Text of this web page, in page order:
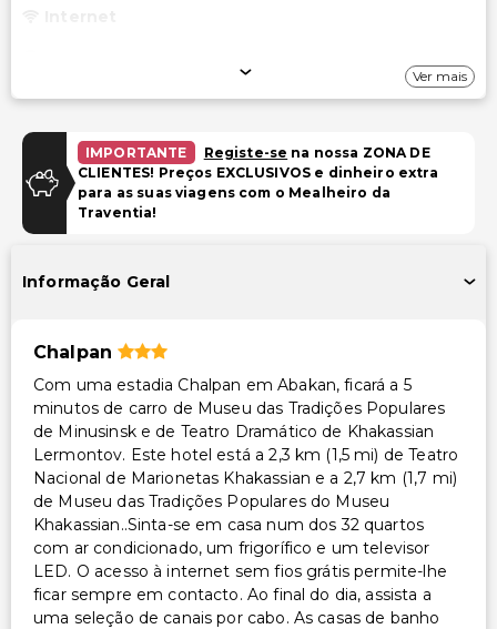
Estacionamento
Estacionamento gratuito
Piscina e Bem-estar
Acesso à piscina 24 horas
Instalações
Instalações de ginástica
Transporte
Transporte para o aeroporto (custo adicional)
Acessibilidade
Recepção acessível para cadeira de rodas
Restaurante no local acessível para cadeira de rodas
Estacionamento acessível para cadeira de rodas
Ver mais
IMPORTANTE Registe-se na nossa ZONA DE
CLIENTES! Preços EXCLUSIVOS e dinheiro extra
para as suas viagens com o Mealheiro da
Traventia!
Informação Geral
Chalpan
Com uma estadia Chalpan em Abakan, ficará a 5
minutos de carro de Museu das Tradições Populares
de Minusinsk e de Teatro Dramático de Khakassian
Lermontov. Este hotel está a 2,3 km (1,5 mi) de Teatro
Nacional de Marionetas Khakassian e a 2,7 km (1,7 mi)
de Museu das Tradições Populares do Museu
Khakassian..Sinta-se em casa num dos 32 quartos
com ar condicionado, um frigorífico e um televisor
LED. O acesso à internet sem fios grátis permite-lhe
ficar sempre em contacto. Ao final do dia, assista a
uma seleção de canais por cabo. As casas de banho